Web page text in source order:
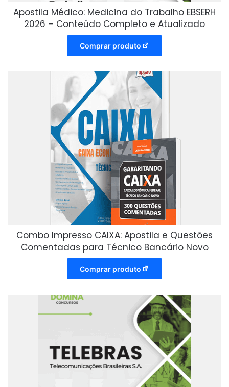
Apostila Médico: Medicina do Trabalho EBSERH
2026 – Conteúdo Completo e Atualizado
Comprar produto
Combo Impresso CAIXA: Apostila e Questões
Comentadas para Técnico Bancário Novo
Comprar produto